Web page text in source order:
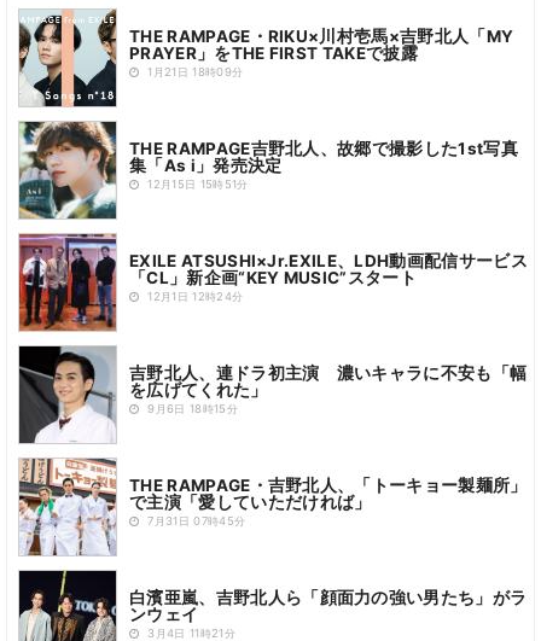
THE RAMPAGE・RIKU×川村壱馬×吉野北人「MY
PRAYER」をTHE FIRST TAKEで披露
1月21日 18時09分
THE RAMPAGE吉野北人、故郷で撮影した1st写真
集「As i」発売決定
12月15日 15時51分
EXILE ATSUSHI×Jr.EXILE、LDH動画配信サービス
「CL」新企画“KEY MUSIC”スタート
12月1日 12時24分
吉野北人、連ドラ初主演 濃いキャラに不安も「幅
を広げてくれた」
9月6日 18時15分
THE RAMPAGE・吉野北人、「トーキョー製麺所」
で主演「愛していただければ」
7月31日 07時45分
白濱亜嵐、吉野北人ら「顔面力の強い男たち」がラ
ンウェイ
3月4日 11時21分